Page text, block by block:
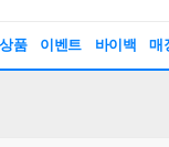
품 이벤트 바이백 매